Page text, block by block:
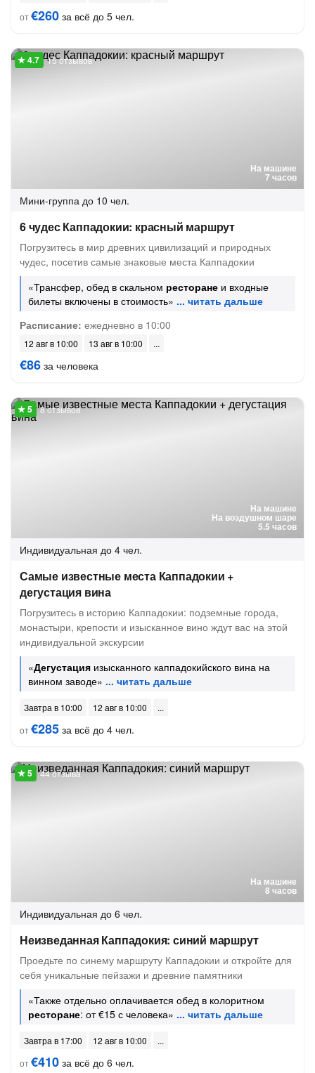
от€260 за всё до 5 чел.
На машине
7 часов
15 отзывов
Мини-группа до 10 чел.
6 чудес Каппадокии: красный маршрут
Погрузитесь в мир древних цивилизаций и природных
чудес, посетив самые знаковые места Каппадокии
«Трансфер, обед в скальном ресторане и входные
билеты включены в стоимость»
Расписание: ежедневно в 10:00
12 авг в 10:00 13 авг в 10:00
€86 за человека
На машине
На воздушном шаре
5.5 часов
8 отзывов
Индивидуальная до 4 чел.
Самые известные места Каппадокии +
дегустация вина
Погрузитесь в историю Каппадокии: подземные города,
монастыри, крепости и изысканное вино ждут вас на этой
индивидуальной экскурсии
«Дегустация изысканного каппадокийского вина на
винном заводе»
Завтра в 10:00
12 авг в 10:00
от€285 за всё до 4 чел.
На машине
8 часов
44 отзыва
Индивидуальная до 6 чел.
Неизведанная Каппадокия: синий маршрут
Проедьте по синему маршруту Каппадокии и откройте для
себя уникальные пейзажи и древние памятники
«Также отдельно оплачивается обед в колоритном
ресторане: от €15 с человека»
Завтра в 17:00
12 авг в 10:00
от€410 за всё до 6 чел.